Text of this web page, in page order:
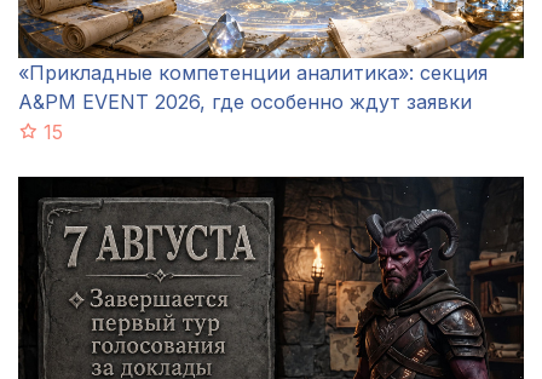
«Прикладные компетенции аналитика»: секция
A&PM EVENT 2026, где особенно ждут заявки
15